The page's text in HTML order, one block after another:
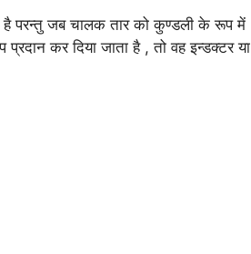
है परन्तु जब चालक तार को कुण्डली के रूप में
कर दिया जाता है , तो वह इन्डक्टर या